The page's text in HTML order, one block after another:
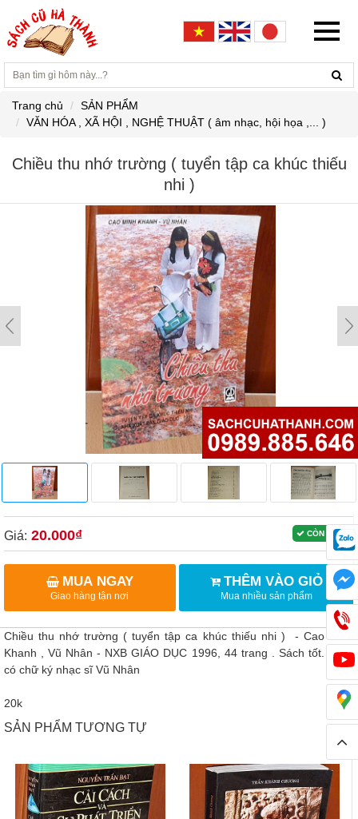
Trang chủ
SẢN PHẨM
VĂN HÓA , XÃ HỘI , NGHỆ THUẬT ( âm nhạc, hội họa ,... )
Chiều thu nhớ trường ( tuyển tập ca khúc thiếu
nhi )
CÒN HÀNG
Giá: 20.000₫
MUA NGAY
Giao hàng tận nơi
THÊM VÀO GIỎ
Mua nhiều sản phẩm
Chiều thu nhớ trường ( tuyển tập ca khúc thiếu nhi ) - Cao Minh
Khanh , Vũ Nhân - NXB GIÁO DỤC 1996, 44 trang . Sách tốt. Sách
có chữ ký nhạc sĩ Vũ Nhân
20k
SẢN PHẨM TƯƠNG TỰ